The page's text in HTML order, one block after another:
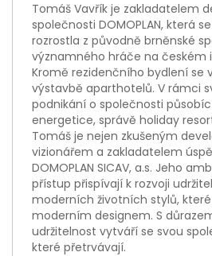
Tomáš Vavřík je zakladatelem
společnosti DOMOPLAN, která
rozrostla z původně brněnské
významného hráče na českém
Kromě rezidenčního bydlení se
výstavbě aparthotelů. V rámci
podnikání o společnosti
energetice, správě holiday
Tomáš je nejen zkušeným
vizionářem a zakladatelem
DOMOPLAN SICAV, a.s. Jeho
přístup přispívají k rozvoji
moderních životních stylů,
moderním designem. S
udržitelnost vytváří se svou
které přetrvávají.